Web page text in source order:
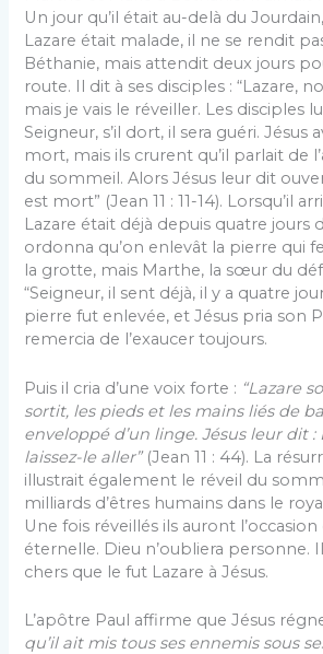
Un jour qu’il était au-delà du
Lazare était malade, il ne se rendit
Béthanie, mais attendit deux jours
route. Il dit à ses disciples : “Lazare,
mais je vais le réveiller. Les disciples
Seigneur, s’il dort, il sera guéri. Jésus
mort, mais ils crurent qu’il parlait de
du sommeil. Alors Jésus leur dit
est mort” (Jean 11 : 11-14). Lorsqu’il
Lazare était déjà depuis quatre jours
ordonna qu’on enlevât la pierre qui
la grotte, mais Marthe, la sœur du
“Seigneur, il sent déjà, il y a quatre
pierre fut enlevée, et Jésus pria son
remercia de l’exaucer toujours.
Puis il cria d’une voix forte : “Lazare
sortit, les pieds et les mains liés de
enveloppé d’un linge. Jésus leur dit :
laissez-le aller”(Jean 11 : 44). La
illustrait également le réveil du
milliards d’êtres humains dans le
Une fois réveillés ils auront l’occasion
éternelle. Dieu n’oubliera personne.
chers que le fut Lazare à Jésus.
L’apôtre Paul affirme que Jésus
qu’il ait mis tous ses ennemis sous